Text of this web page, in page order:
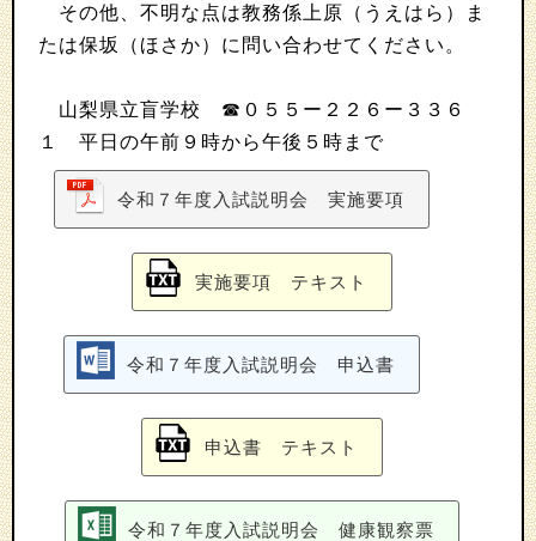
その他、不明な点は教務係上原（うえはら）ま
たは保坂（ほさか）に問い合わせてください。
山梨県立盲学校 ☎０５５ー２２６ー３３６
１ 平日の午前９時から午後５時まで
令和７年度入試説明会 実施要項
実施要項 テキスト
令和７年度入試説明会 申込書
申込書 テキスト
令和７年度入試説明会 健康観察票